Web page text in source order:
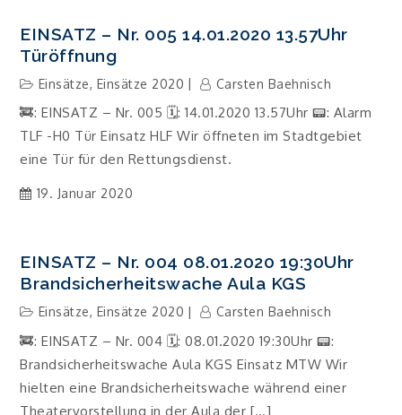
EINSATZ – Nr. 005 14.01.2020 13.57Uhr
Türöffnung
Einsätze, Einsätze 2020 Carsten Baehnisch
🚒: EINSATZ – Nr. 005 🗓: 14.01.2020 13.57Uhr 📟: Alarm
TLF -H0 Tür Einsatz HLF Wir öffneten im Stadtgebiet
eine Tür für den Rettungsdienst.
19. Januar 2020
EINSATZ – Nr. 004 08.01.2020 19:30Uhr
Brandsicherheitswache Aula KGS
Einsätze, Einsätze 2020 Carsten Baehnisch
🚒: EINSATZ – Nr. 004 🗓: 08.01.2020 19:30Uhr 📟:
Brandsicherheitswache Aula KGS Einsatz MTW Wir
hielten eine Brandsicherheitswache während einer
Theatervorstellung in der Aula der […]